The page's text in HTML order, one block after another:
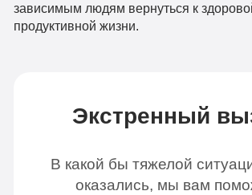
зависимым людям вернуться к
продуктивной жизни.
Экстренный
В какой бы тяжелой
оказались, мы вам